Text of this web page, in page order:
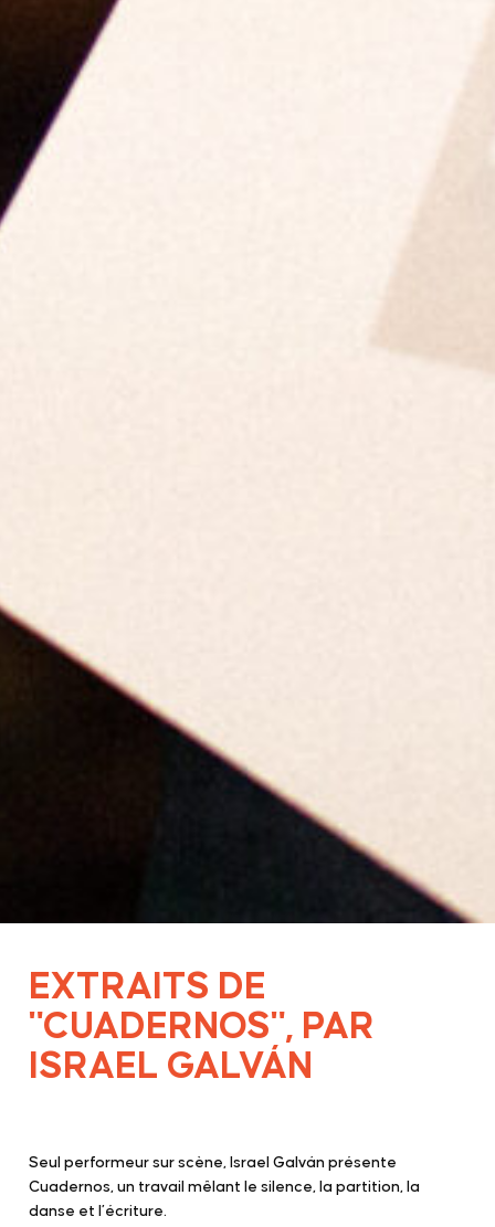
EXTRAITS DE
"CUADERNOS", PAR
ISRAEL GALVÁN
Seul performeur sur scène, Israel Galván présente
Cuadernos, un travail mêlant le silence, la partition, la
danse et l’écriture.